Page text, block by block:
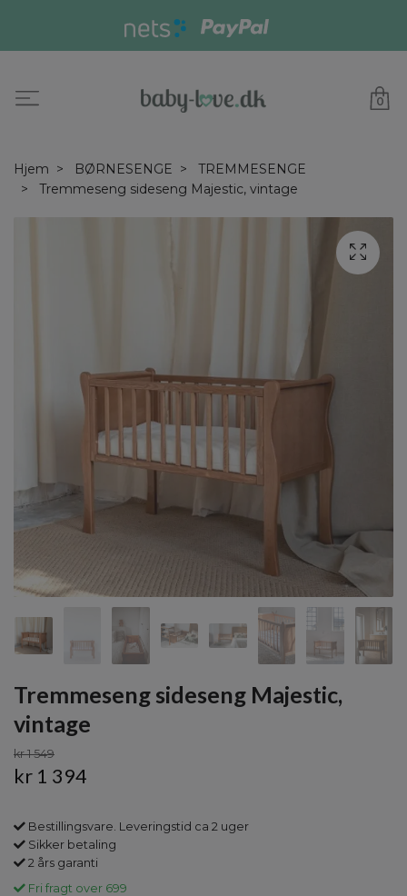
0
Hjem BØRNESENGE
TREMMESENGE
Tremmeseng sideseng Majestic, vintage
Tremmeseng sideseng Majestic,
vintage
kr 1 549
kr 1 394
Bestillingsvare. Leveringstid ca 2 uger
Sikker betaling
2 års garanti
Fri fragt over 699